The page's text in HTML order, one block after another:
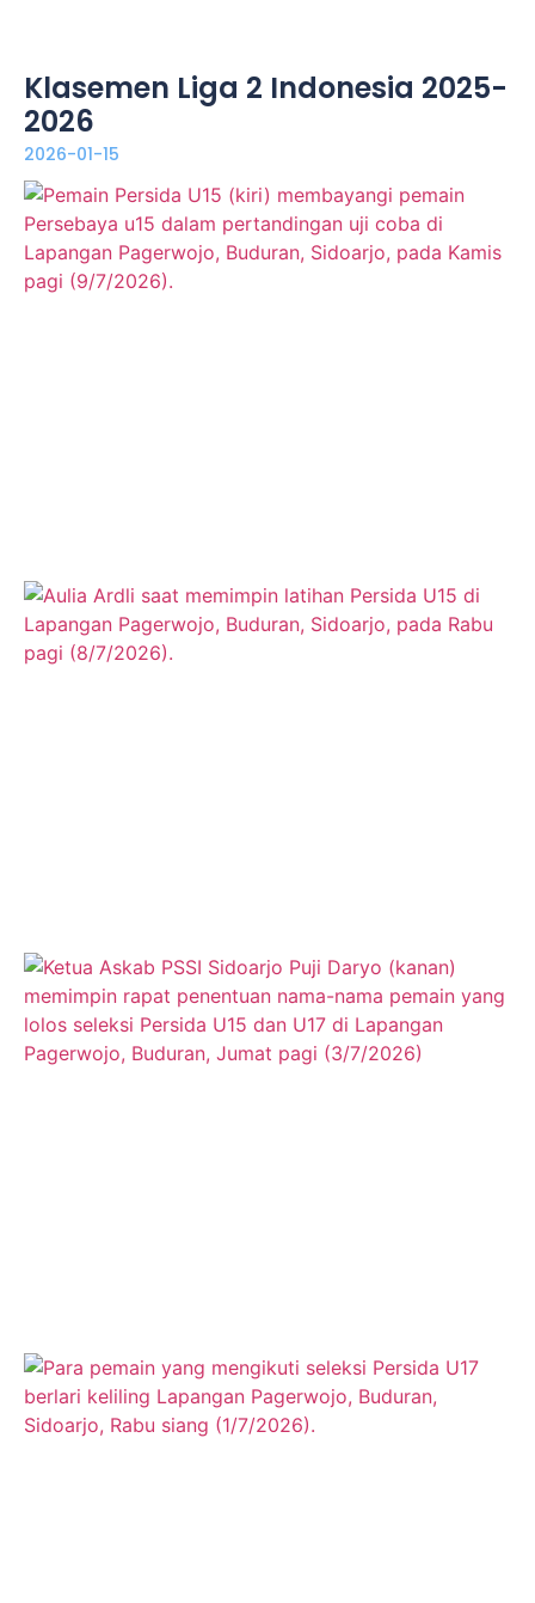
Klasemen Liga 2 Indonesia 2025-
2026
2026-01-15